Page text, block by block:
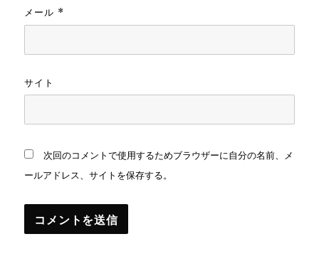
メール *
サイト
次回のコメントで使用するためブラウザーに自分の名前、メ
ールアドレス、サイトを保存する。